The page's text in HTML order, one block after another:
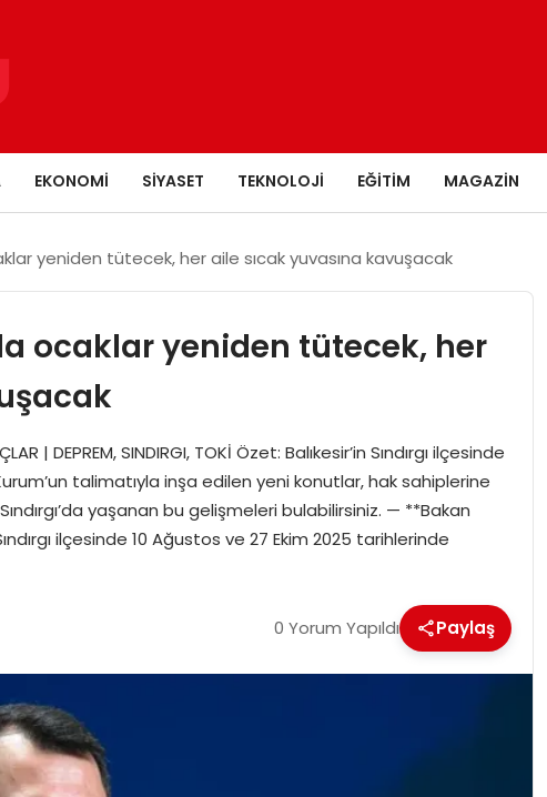
EKONOMI SIYASET TEKNOLOJI EĞITIM MAGAZIN
yeniden tütecek, her aile sıcak yuvasına kavuşacak
ocaklar yeniden tütecek, her
| DEPREM, SINDIRGI, TOKİ Özet: Balıkesir’in Sındırgı ilçesinde
talimatıyla inşa edilen yeni konutlar, hak sahiplerine
yaşanan bu gelişmeleri bulabilirsiniz. — **Bakan
ilçesinde 10 Ağustos ve 27 Ekim 2025 tarihlerinde
0 Yorum Yapıldı Paylaş